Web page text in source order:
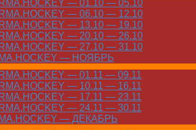
— 01.10 — 05.10
— 06.10 — 12.10
— 13.10 — 19.10
— 20.10 — 26.10
— 27.10 — 31.10
— НОЯБРЬ
— 01.11 — 09.11
— 10.11 — 16.11
— 17.11 — 23.11
— 24.11 — 30.11
— ДЕКАБРЬ